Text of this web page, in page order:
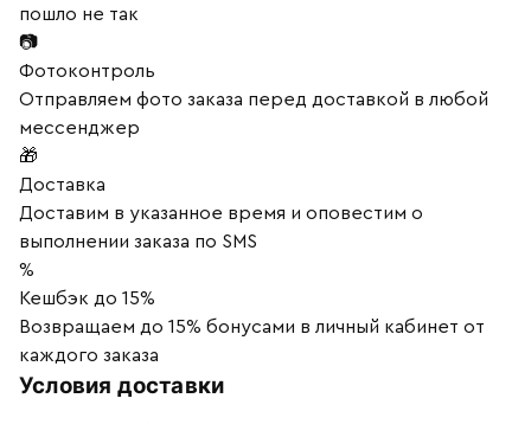
пошло не так
📷
Фотоконтроль
Отправляем фото заказа перед доставкой в любой
мессенджер
🎁
Доставка
Доставим в указанное время и оповестим о
выполнении заказа по SMS
%
Кешбэк до 15%
Возвращаем до 15% бонусами в личный кабинет от
каждого заказа
Условия доставки